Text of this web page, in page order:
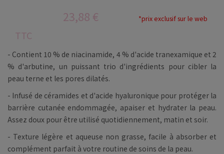
23,88 € *prix exclusif sur le web
TTC
- Contient 10 % de niacinamide, 4 % d'acide tranexamique et 2
% d'arbutine, un puissant trio d'ingrédients pour cibler la
peau terne et les pores dilatés.
- Infusé de céramides et d'acide hyaluronique pour protéger la
barrière cutanée endommagée, apaiser et hydrater la peau.
Assez doux pour être utilisé quotidiennement, matin et soir.
- Texture légère et aqueuse non grasse, facile à absorber et
complément parfait à votre routine de soins de la peau.